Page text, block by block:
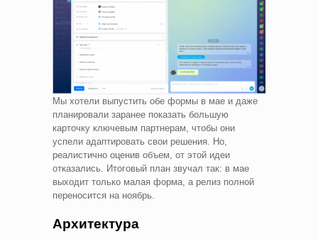
Мы хотели выпустить обе формы в мае и даже
планировали заранее показать большую
карточку ключевым партнерам, чтобы они
успели адаптировать свои решения. Но,
реалистично оценив объем, от этой идеи
отказались. Итоговый план звучал так: в мае
выходит только малая форма, а релиз полной
переносится на ноябрь.
Архитектура